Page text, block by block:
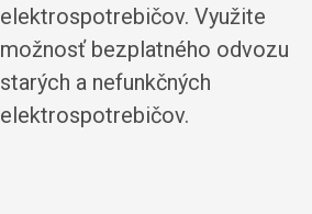
elektrospotrebičov. Využite
možnosť bezplatného odvozu
starých a nefunkčných
elektrospotrebičov.